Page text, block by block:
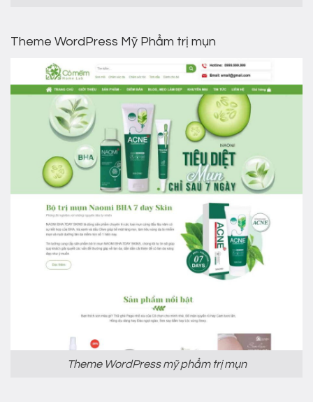
Theme WordPress Mỹ Phẩm trị mụn
Theme WordPress mỹ phẩm trị mụn